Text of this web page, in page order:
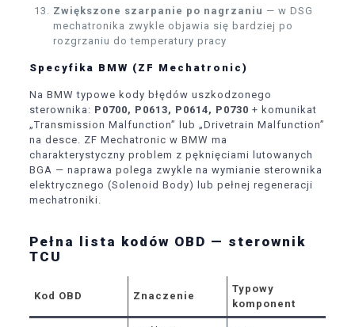
Zwiększone szarpanie po nagrzaniu — w DSG
mechatronika zwykle objawia się bardziej po
rozgrzaniu do temperatury pracy
Specyfika BMW (ZF Mechatronic)
Na BMW typowe kody błędów uszkodzonego
sterownika: P0700, P0613, P0614, P0730 + komunikat
„Transmission Malfunction” lub „Drivetrain Malfunction”
na desce. ZF Mechatronic w BMW ma
charakterystyczny problem z pęknięciami lutowanych
BGA — naprawa polega zwykle na wymianie sterownika
elektrycznego (Solenoid Body) lub pełnej regeneracji
mechatroniki.
Pełna lista kodów OBD — sterownik
TCU
Kod OBD Znaczenie
Typowy
komponent